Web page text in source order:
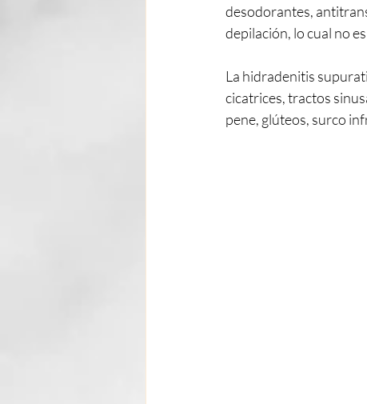
desodorantes,
depilación, lo cual no
La hidradenitis
cicatrices, tractos
pene, glúteos, surco